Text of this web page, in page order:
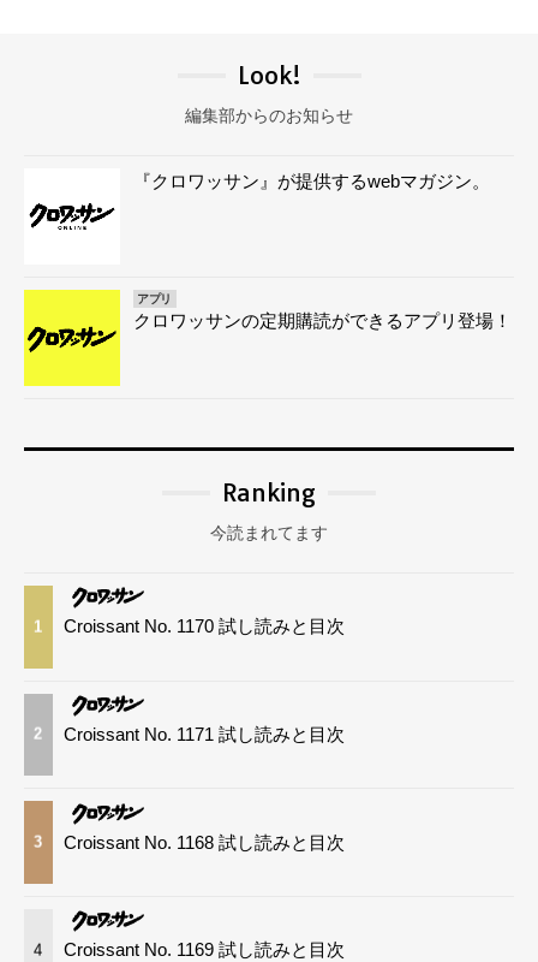
Look!
編集部からのお知らせ
『クロワッサン』が提供するwebマガジン。
アプリ
クロワッサンの定期購読ができるアプリ登場！
Ranking
今読まれてます
1 Croissant No. 1170 試し読みと目次
2 Croissant No. 1171 試し読みと目次
3 Croissant No. 1168 試し読みと目次
4 Croissant No. 1169 試し読みと目次